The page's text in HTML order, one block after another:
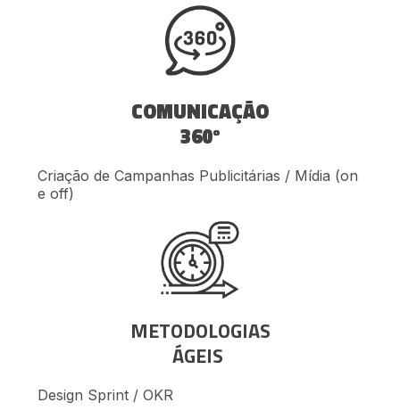
COMUNICAÇÃO
360º
Criação de Campanhas Publicitárias / Mídia (on
e off)
METODOLOGIAS
ÁGEIS
Design Sprint / OKR